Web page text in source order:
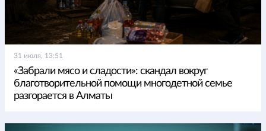
31 июля, 13:51
«Забрали мясо и сладости»: скандал вокруг
благотворительной помощи многодетной семье
разгорается в Алматы